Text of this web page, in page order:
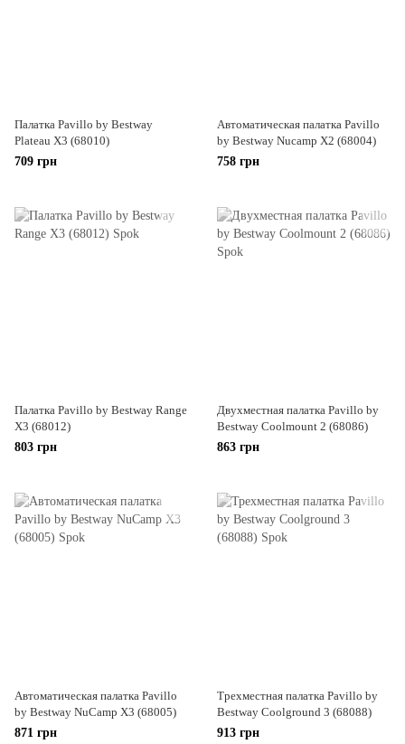
Палатка Pavillo by Bestway
Plateau X3 (68010)
709 грн
Автоматическая палатка Pavillo
by Bestway Nucamp X2 (68004)
758 грн
Палатка Pavillo by Bestway Range
X3 (68012)
803 грн
Двухместная палатка Pavillo by
Bestway Coolmount 2 (68086)
863 грн
Автоматическая палатка Pavillo
by Bestway NuCamp X3 (68005)
871 грн
Трехместная палатка Pavillo by
Bestway Coolground 3 (68088)
913 грн